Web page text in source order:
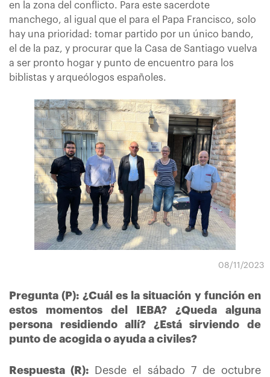
en la zona del conflicto. Para este sacerdote
manchego, al igual que el para el Papa Francisco, solo
hay una prioridad: tomar partido por un único bando,
el de la paz, y procurar que la Casa de Santiago vuelva
a ser pronto hogar y punto de encuentro para los
biblistas y arqueólogos españoles.
08/11/2023
Pregunta (P): ¿Cuál es la situación y función en
estos momentos del IEBA? ¿Queda alguna
persona residiendo allí? ¿Está sirviendo de
punto de acogida o ayuda a civiles?
Respuesta (R): Desde el sábado 7 de octubre